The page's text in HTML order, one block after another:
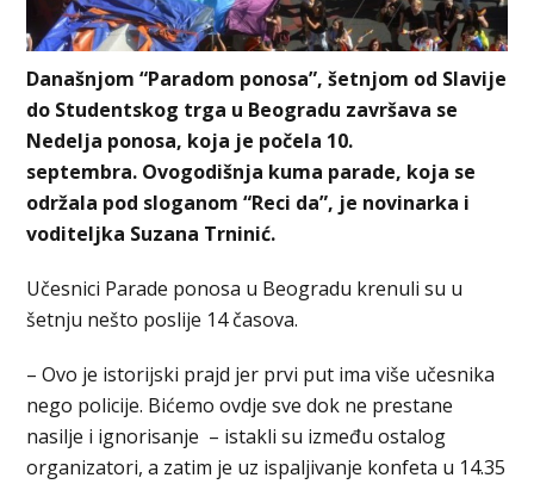
Današnjom “Paradom ponosa”, šetnjom od Slavije
do Studentskog trga u Beogradu završava se
Nedelja ponosa, koja je počela 10.
septembra. Ovogodišnja kuma parade, koja se
održala pod sloganom “Reci da”, je novinarka i
voditeljka Suzana Trninić.
Učesnici Parade ponosa u Beogradu krenuli su u
šetnju nešto poslije 14 časova.
– Ovo je istorijski prajd jer prvi put ima više učesnika
nego policije. Bićemo ovdje sve dok ne prestane
nasilje i ignorisanje – istakli su između ostalog
organizatori, a zatim je uz ispaljivanje konfeta u 14.35